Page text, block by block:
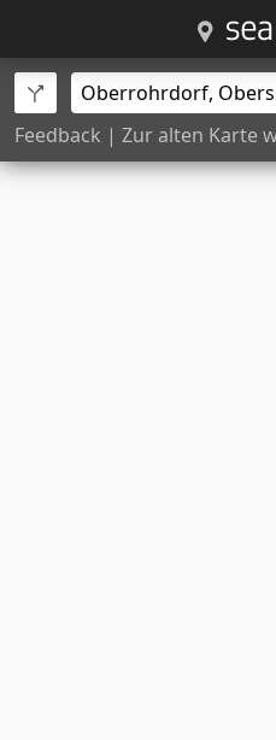
Feedback | Zur alten Karte